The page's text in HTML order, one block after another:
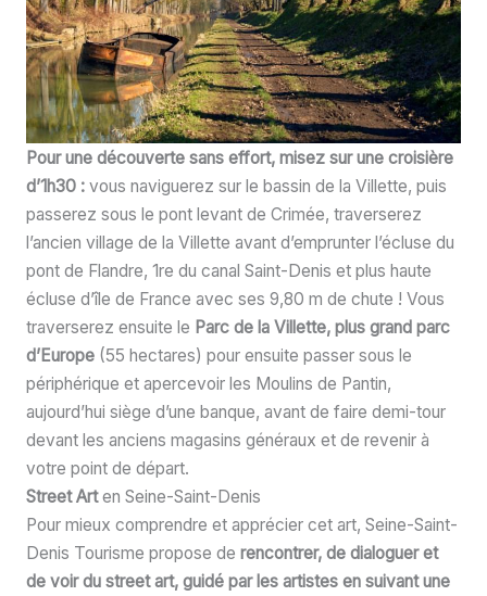
Pour une découverte sans effort, misez sur une croisière
d’1h30 : vous naviguerez sur le bassin de la Villette, puis
passerez sous le pont levant de Crimée, traverserez
l’ancien village de la Villette avant d’emprunter l’écluse du
pont de Flandre, 1re du canal Saint-Denis et plus haute
écluse d’île de France avec ses 9,80 m de chute ! Vous
traverserez ensuite le Parc de la Villette, plus grand parc
d’Europe(55 hectares) pour ensuite passer sous le
périphérique et apercevoir les Moulins de Pantin,
aujourd’hui siège d’une banque, avant de faire demi-tour
devant les anciens magasins généraux et de revenir à
votre point de départ.
Street Arten Seine-Saint-Denis
Pour mieux comprendre et apprécier cet art, Seine-Saint-
Denis Tourisme propose de rencontrer, de dialoguer et
de voir du street art, guidé par les artistes en suivant une